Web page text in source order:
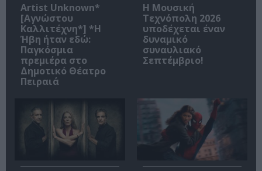
Artist Unknown*
[Αγνώστου
Καλλιτέχνη*] *Η
Ήβη ήταν εδώ:
Παγκόσμια
πρεμιέρα στο
Δημοτικό Θέατρο
Πειραιά
Η Μουσική
Τεχνόπολη 2026
υποδέχεται έναν
δυναμικό
συναυλιακό
Σεπτέμβριο!